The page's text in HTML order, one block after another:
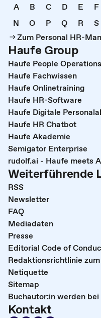
A B C D E F
N
O P Q R S
Zum Personal HR-
Haufe Group
Haufe People Operations
Haufe Fachwissen
Haufe Onlinetraining
Haufe HR-Software
Haufe Digitale
Haufe HR Chatbot
Haufe Akademie
Semigator Enterprise
rudolf.ai - Haufe meets
Weiterführende
RSS
Newsletter
FAQ
Mediadaten
Presse
Editorial Code of
Redaktionsrichtlinie
Netiquette
Sitemap
Buchautor:in werden bei
Kontakt